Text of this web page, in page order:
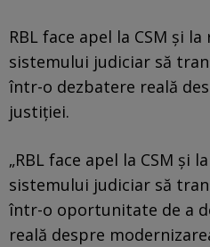
RBL face apel la CSM și
sistemului judiciar să
într-o dezbatere reală
justiției.
„RBL face apel la CSM și
sistemului judiciar să
într-o oportunitate de a
reală despre